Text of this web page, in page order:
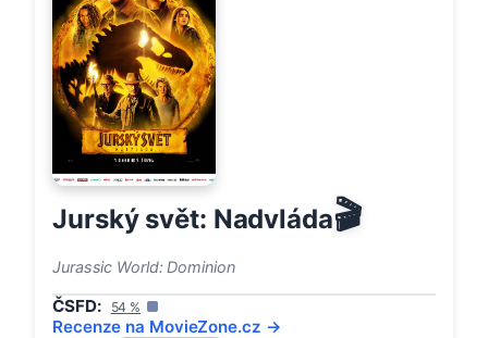
Jurský svět: Nadvláda🎬
Jurassic World: Dominion
ČSFD: 54 %
Recenze na MovieZone.cz →